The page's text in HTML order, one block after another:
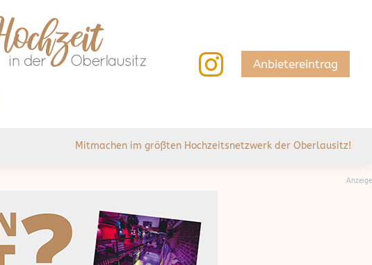
 Anbietereintrag
Mitmachen im größten Hochzeitsnetzwerk der Oberlausitz!
Anzeige